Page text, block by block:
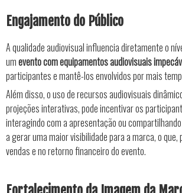
Engajamento do Público
A qualidade audiovisual influencia diretamente o
umevento com equipamentos audiovisuais
participantes e mantê-los envolvidos por mais
Além disso, o uso de recursos audiovisuais
projeções interativas, pode incentivar os
interagindo com a apresentação ou
a gerar uma maior visibilidade para a marca, o
vendas e no retorno financeiro do evento.